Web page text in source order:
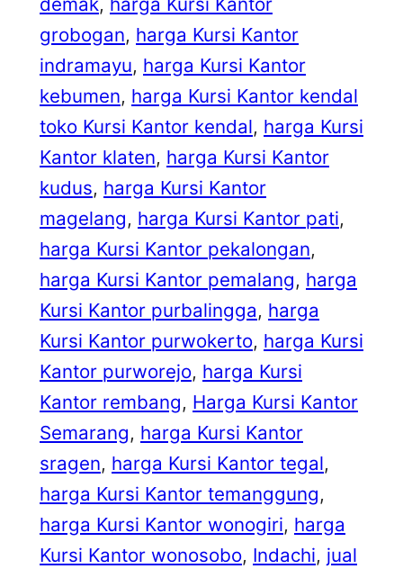
grobogan, harga Kursi Kantor
indramayu, harga Kursi Kantor
kebumen, harga Kursi Kantor kendal
toko Kursi Kantor kendal, harga Kursi
Kantor klaten, harga Kursi Kantor
kudus, harga Kursi Kantor
magelang, harga Kursi Kantor pati
harga Kursi Kantor pekalongan
harga Kursi Kantor pemalang, harga
Kursi Kantor purbalingga, harga
Kursi Kantor purwokerto, harga Kursi
Kantor purworejo, harga Kursi
Kantor rembang, Harga Kursi Kantor
Semarang, harga Kursi Kantor
sragen, harga Kursi Kantor tegal
harga Kursi Kantor temanggung
harga Kursi Kantor wonogiri, harga
Kursi Kantor wonosobo, Indachi, jual